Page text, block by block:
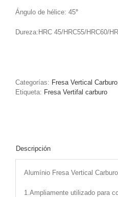
Ángulo de hélice: 45°
Dureza:HRC 45/HRC55/HRC60/
Categorías: Fresa Vertical Carburo
Etiqueta: Fresa Vertifal carburo
Descripción
Alumínio Fresa Vertical Carburo
1.Ampliamente utilizado para